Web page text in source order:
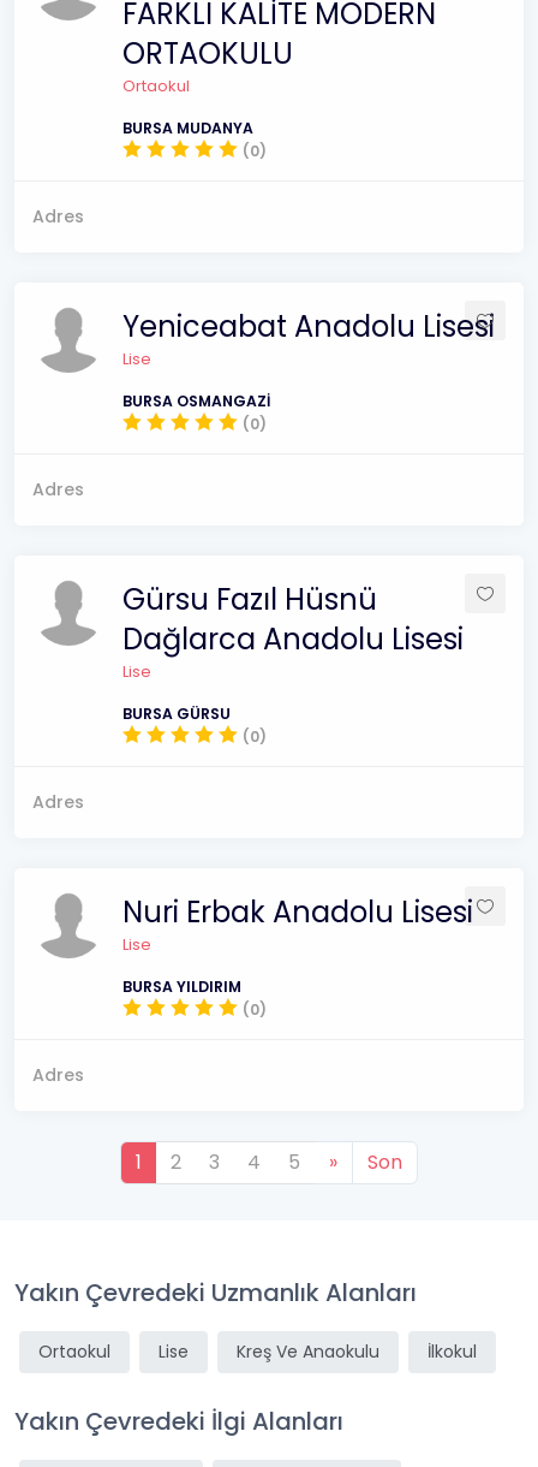
FARKLI KALİTE MODERN
ORTAOKULU
Ortaokul
BURSA MUDANYA
(0)
Adres
Yeniceabat Anadolu Lisesi
Lise
BURSA OSMANGAZİ
(0)
Adres
Gürsu Fazıl Hüsnü
Dağlarca Anadolu Lisesi
Lise
BURSA GÜRSU
(0)
Adres
Nuri Erbak Anadolu Lisesi
Lise
BURSA YILDIRIM
(0)
Adres
1 2 3 4 5 » Son
Yakın Çevredeki Uzmanlık Alanları
Ortaokul Lise Kreş Ve Anaokulu İlkokul
Yakın Çevredeki İlgi Alanları